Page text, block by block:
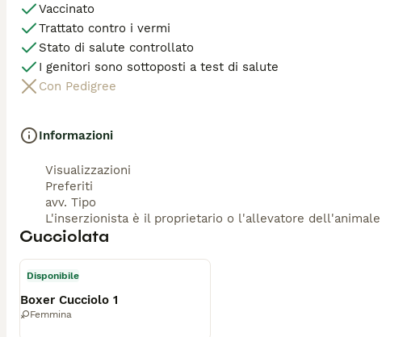
Vaccinato
Trattato contro i vermi
Stato di salute controllato
I genitori sono sottoposti a test di salute
Con Pedigree
Informazioni
Visualizzazioni
Preferiti
avv. Tipo
L'inserzionista è il proprietario o l'allevatore dell'animale
Cucciolata
Disponibile
Boxer Cucciolo 1
Femmina